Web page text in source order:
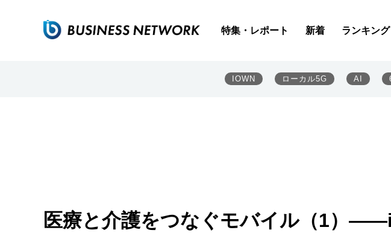
特集・レポート 新着 ランキング
IOWN ローカル5G AI
医療と介護をつなぐモバイル（1）